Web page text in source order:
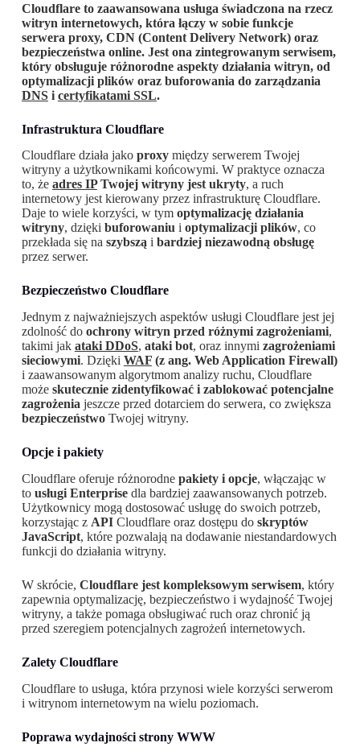
Cloudflare to zaawansowana usługa świadczona na rzecz
witryn internetowych, która łączy w sobie funkcje
serwera proxy, CDN (Content Delivery Network) oraz
bezpieczeństwa online. Jest ona zintegrowanym serwisem,
który obsługuje różnorodne aspekty działania witryn, od
optymalizacji plików oraz buforowania do zarządzania
DNSi certyfikatami SSL.
Infrastruktura Cloudflare
Cloudflare działa jako proxymiędzy serwerem Twojej
witryny a użytkownikami końcowymi. W praktyce oznacza
to, że adres IPTwojej witryny jest ukryty, a ruch
internetowy jest kierowany przez infrastrukturę Cloudflare.
Daje to wiele korzyści, w tym optymalizację działania
witryny, dzięki buforowaniu i optymalizacji plików, co
przekłada się na szybszą i bardziej niezawodną obsługę
przez serwer.
Bezpieczeństwo Cloudflare
Jednym z najważniejszych aspektów usługi Cloudflare jest jej
zdolność do ochrony witryn przed różnymi zagrożeniami,
takimi jak ataki DDoS, ataki bot, oraz innymi zagrożeniami
sieciowymi. Dzięki WAF(z ang. Web Application Firewall)
i zaawansowanym algorytmom analizy ruchu, Cloudflare
może skutecznie zidentyfikować i zablokować potencjalne
zagrożenia jeszcze przed dotarciem do serwera, co zwiększa
bezpieczeństwoTwojej witryny.
Opcje i pakiety
Cloudflare oferuje różnorodne pakiety i opcje, włączając w
to usługi Enterprisedla bardziej zaawansowanych potrzeb.
Użytkownicy mogą dostosować usługę do swoich potrzeb,
korzystając z APICloudflare oraz dostępu do skryptów
JavaScript, które pozwalają na dodawanie niestandardowych
funkcji do działania witryny.
W skrócie, Cloudflare jest kompleksowym serwisem, który
zapewnia optymalizację, bezpieczeństwo i wydajność Twojej
witryny, a także pomaga obsługiwać ruch oraz chronić ją
przed szeregiem potencjalnych zagrożeń internetowych.
Zalety Cloudflare
Cloudflare to usługa, która przynosi wiele korzyści serwerom
i witrynom internetowym na wielu poziomach.
Poprawa wydajności strony WWW